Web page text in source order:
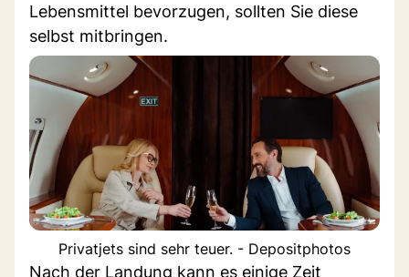
Lebensmittel bevorzugen, sollten Sie diese
selbst mitbringen.
Privatjets sind sehr teuer. - Depositphotos
Nach der Landung kann es einige Zeit